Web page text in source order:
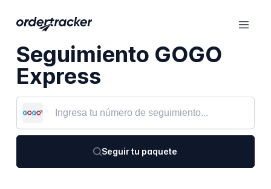
Seguimiento GOGO
Express
Seguir tu paquete